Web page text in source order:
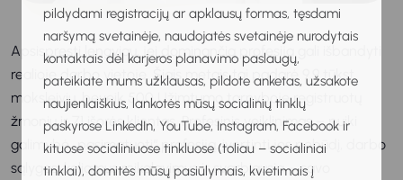
pildydami registracijų ar apklausų formas, tęsdami
naršymą svetainėje, naudojatės svetainėje nurodytais
kontaktais dėl karjeros planavimo paslaugų,
pateikiate mums užklausas, pildote anketas, užsakote
naujienlaiškius, lankotės mūsų socialinių tinklų
paskyrose LinkedIn, YouTube, Instagram, Facebook ir
kituose socialiniuose tinkluose (toliau – socialiniai
tinklai), domitės mūsų pasiūlymais, kvietimais į
Apsispręsti lengviau, jei dominančią profesiją gali išbandyti
realioje darbo vietoje. Šiais metais tai padarė 9,9 tūkst.
moksleivių, beveik 500 Užimtumo tarnyboje registruotų
žmonių ir 71 išorės klientas. Profesinis veiklinimas – puiki
galimybė „pasimatuoti“ profesiją, įvertinti jos pobūdį, darbo
sąlygas, keliamus reikalavimus ir svarbiausia – savo